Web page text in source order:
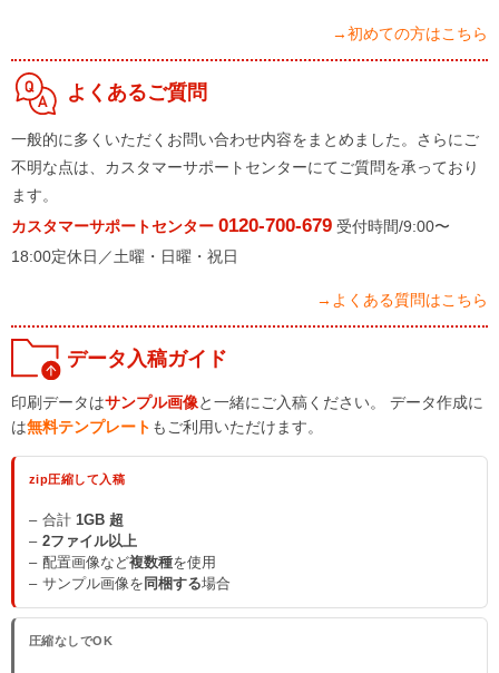
→初めての方はこちら
よくあるご質問
一般的に多くいただくお問い合わせ内容をまとめました。さらにご
不明な点は、カスタマーサポートセンターにてご質問を承っており
ます。
カスタマーサポートセンター 0120-700-679 受付時間/9:00〜
18:00定休日／土曜・日曜・祝日
→よくある質問はこちら
データ入稿ガイド
印刷データはサンプル画像と一緒にご入稿ください。 データ作成に
は無料テンプレート もご利用いただけます。
zip圧縮して入稿
合計 1GB 超
2ファイル以上
配置画像など複数種を使用
サンプル画像を 同梱する場合
圧縮なしでOK